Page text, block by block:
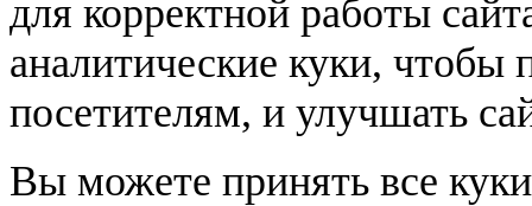
для корректной работы
аналитические куки, чтобы
посетителям, и улучшать
Вы можете принять все